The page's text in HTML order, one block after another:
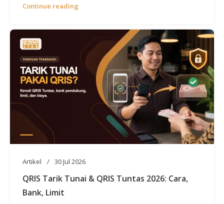
Continue reading
Artikel 30 Jul 2026
QRIS Tarik Tunai & QRIS Tuntas 2026: Cara,
Bank, Limit